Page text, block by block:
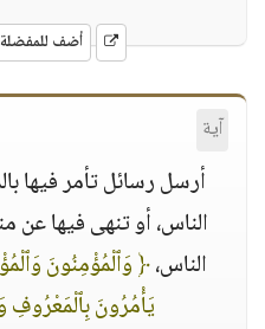
أضف للمفضلة
آية
أرسل رسائل تأمر فيها
الناس، أو تنهى فيها
الناس،﴿ وَٱلْمُؤْمِنُونَ
يَأْمُرُونَ بِٱلْمَعْرُوفِ